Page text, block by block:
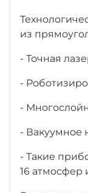
из
- Точная
-
-
- Вакуумное
- Такие
16 атмосфер